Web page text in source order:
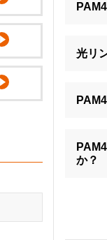
光リ
か？